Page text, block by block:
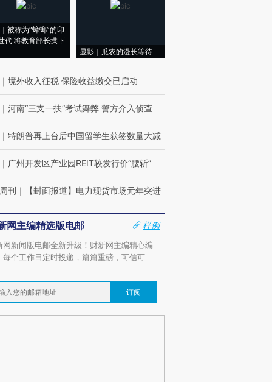
走私7万
体内含3种
泽连斯基密集出访美英 索
秘鲁纳斯卡观光飞机坠毁
被称为“蟑螂”的印
代 将教育部长拱下
显影｜瓜农的漫长等待
｜ 境外收入征税 保险收益缴交已启动
｜ 河南“三支一扶”考试舞弊 警方介入侦查
｜ 特朗普再上台后中国留学生获签数量大减
｜ 广州开发区产业园REIT较发行价“腰斩”
刊 ｜ 【封面报道】电力现货市场元年突进
网主编精选版电邮
样例
网新闻版电邮全新升级！财新网主编精心编
每个工作日定时投递，篇篇重磅，可信可
订阅